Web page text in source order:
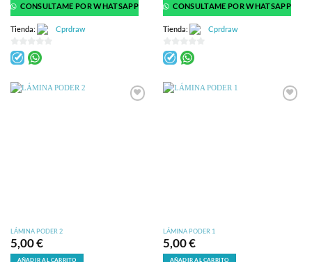
CONSULTAME POR WHATSAPP
Tienda: Cprdraw
0
de
CONSULTAME POR WHATSAPP
Tienda: Cprdraw
0
de
LÁMINA PODER 2
5,00€
AÑADIR AL CARRITO
LÁMINA PODER 1
5,00€
AÑADIR AL CARRITO